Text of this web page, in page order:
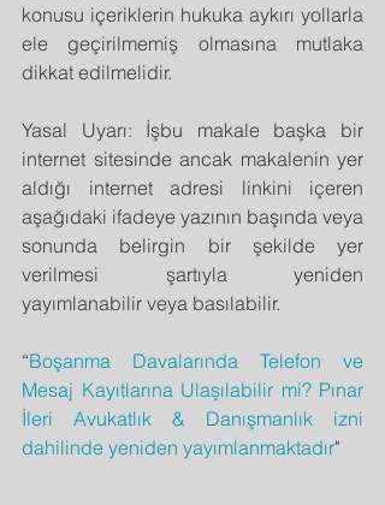
konusu içeriklerin hukuka aykırı yollarla
ele geçirilmemiş olmasına mutlaka
dikkat edilmelidir.
Yasal Uyarı: İşbu makale başka bir
internet sitesinde ancak makalenin yer
aldığı internet adresi linkini içeren
aşağıdaki ifadeye yazının başında veya
sonunda belirgin bir şekilde yer
verilmesi şartıyla yeniden
yayımlanabilir veya basılabilir.
“Boşanma Davalarında Telefon ve
Mesaj Kayıtlarına Ulaşılabilir mi? Pınar
İleri Avukatlık & Danışmanlık izni
dahilinde yeniden yayımlanmaktadır"